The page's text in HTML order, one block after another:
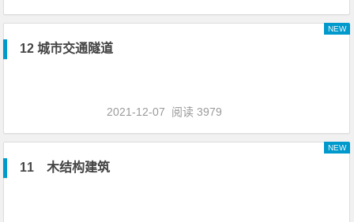
12 城市交通隧道
NEW
2021-12-07 阅读 3979
11 木结构建筑
NEW